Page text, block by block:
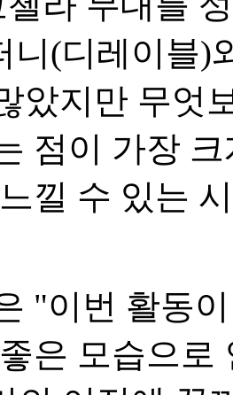
니(디레이블)
았지만 무엇
점이 가장
낄 수 있는
"이번 활동
은 모습으로